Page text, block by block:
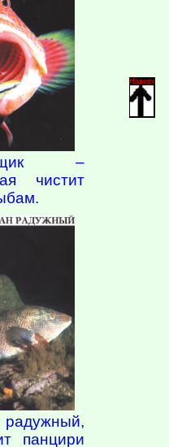
–
чистит
панцири
Наверх